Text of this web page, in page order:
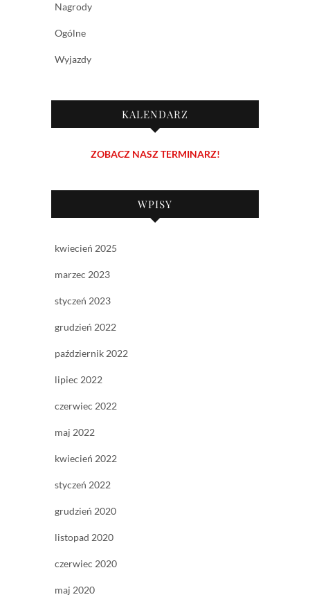
Nagrody
Ogólne
Wyjazdy
KALENDARZ
ZOBACZ NASZ TERMINARZ!
WPISY
kwiecień 2025
marzec 2023
styczeń 2023
grudzień 2022
październik 2022
lipiec 2022
czerwiec 2022
maj 2022
kwiecień 2022
styczeń 2022
grudzień 2020
listopad 2020
czerwiec 2020
maj 2020